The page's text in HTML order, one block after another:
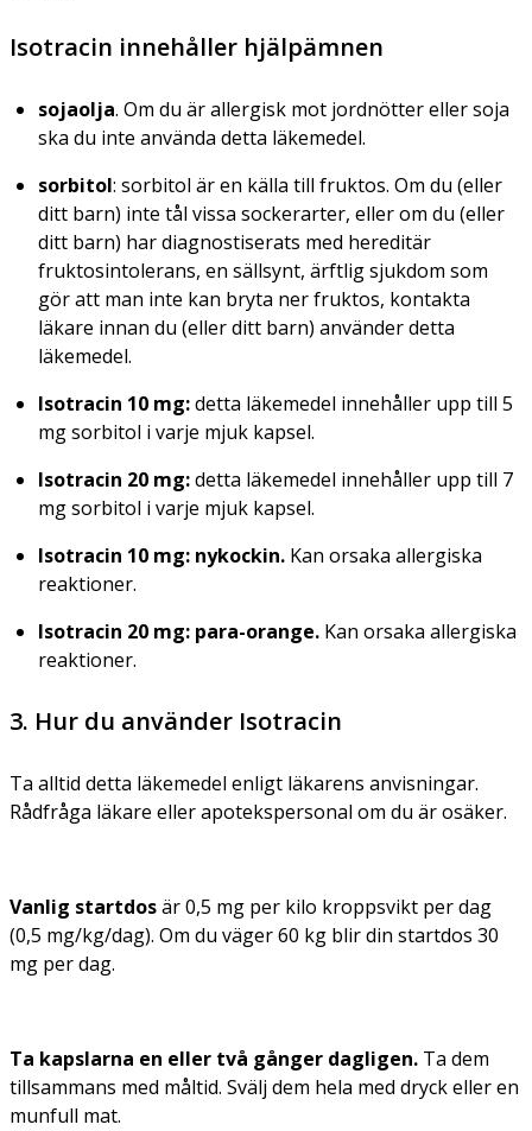
Isotracin innehåller hjälpämnen
sojaolja. Om du är allergisk mot jordnötter eller soja
ska du inte använda detta läkemedel.
sorbitol: sorbitol är en källa till fruktos. Om du (eller
ditt barn) inte tål vissa sockerarter, eller om du (eller
ditt barn) har diagnostiserats med hereditär
fruktosintolerans, en sällsynt, ärftlig sjukdom som
gör att man inte kan bryta ner fruktos, kontakta
läkare innan du (eller ditt barn) använder detta
läkemedel.
Isotracin 10 mg:detta läkemedel innehåller upp till 5
mg sorbitol i varje mjuk kapsel.
Isotracin 20 mg:detta läkemedel innehåller upp till 7
mg sorbitol i varje mjuk kapsel.
Isotracin 10 mg: nykockin. Kan orsaka allergiska
reaktioner.
Isotracin 20 mg: para-orange. Kan orsaka allergiska
reaktioner.
3. Hur du använder Isotracin
Ta alltid detta läkemedel enligt läkarens anvisningar.
Rådfråga läkare eller apotekspersonal om du är osäker.
Vanlig startdosär 0,5 mg per kilo kroppsvikt per dag
(0,5 mg/kg/dag). Om du väger 60 kg blir din startdos 30
mg per dag.
Ta kapslarna en eller två gånger dagligen. Ta dem
tillsammans med måltid. Svälj dem hela med dryck eller en
munfull mat.